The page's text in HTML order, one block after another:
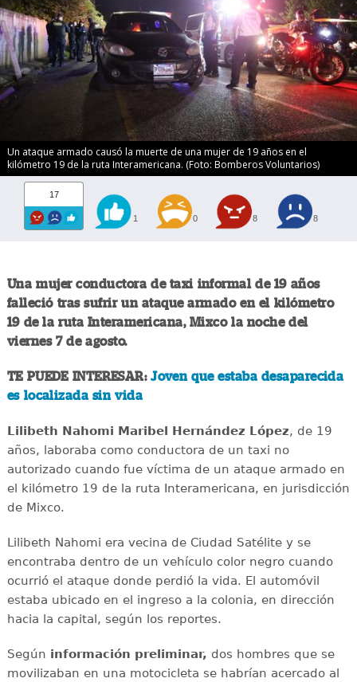
Un ataque armado causó la muerte de una mujer de 19 años en el
kilómetro 19 de la ruta Interamericana. (Foto: Bomberos Voluntarios)
17
1 0 8 8
Una mujer conductora de taxi informal de 19 años
falleció tras sufrir un ataque armado en el kilómetro
19 de la ruta Interamericana, Mixco la noche del
viernes 7 de agosto.
TE PUEDE INTERESAR:Joven que estaba desaparecida
es localizada sin vida
Lilibeth Nahomi Maribel Hernández López, de 19
años, laboraba como conductora de un taxi no
autorizado cuando fue víctima de un ataque armado en
el kilómetro 19 de la ruta Interamericana, en jurisdicción
de Mixco.
Lilibeth Nahomi era vecina de Ciudad Satélite y se
encontraba dentro de un vehículo color negro cuando
ocurrió el ataque donde perdió la vida. El automóvil
estaba ubicado en el ingreso a la colonia, en dirección
hacia la capital, según los reportes.
Según información preliminar, dos hombres que se
movilizaban en una motocicleta se habrían acercado al